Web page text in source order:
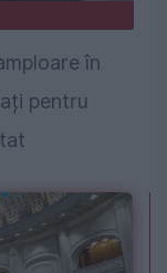
în
pentru